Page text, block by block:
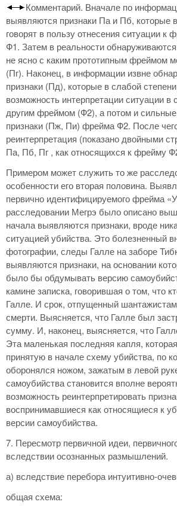
Комментарий. Вначале по
выявляются признаки Па и Пб, которые
говорят в пользу отнесения ситуации к
Ф1. Затем в реальности
не ясно с каким прототипным фреймом
(Пг). Наконец, в информации извне
признаки (Пд), которые в слабой
возможность интерпретации ситуации в
другим фреймом (Ф2), а потом и
признаки (Пж, Пи) фрейма Ф2. После
реинтерпретация (показано двойными
Па, Пб, Пг , как относящихся к фрейму
Примером может служить то же
особенности его вторая половина.
первично идентифицируемого фрейма
расследовании Мегрэ было описано
начала выявляются признаки, вроде
ситуацией убийства. Это болезненный
фотографии, следы Галле на заборе
выявляются признаки, на основании
было бы обдумывать версию
камине записка, говорившая о том, что
Галле. И срок, отпущенный
смерти. Выясняется, что Галле был
сумму. И, наконец, выясняется, что
Эта маленькая последняя капля,
принятую в начале схему убийства, по
оборонялся ножом, зажатым в левой
самоубийства становится вполне
возможность реинтерпретировать
воспринимавшиеся как относящиеся к
версии самоубийства.
7. Пересмотр первичной идеи,
вследствии осознанных размышлений.
а) вследствие перебора интуитивно-
общая схема: